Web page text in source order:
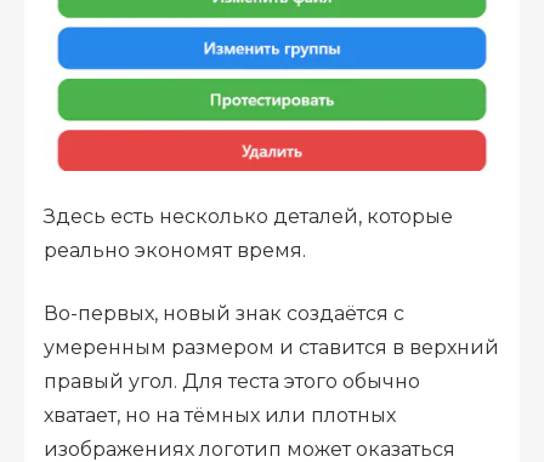
Здесь есть несколько деталей, которые
реально экономят время.
Во-первых, новый знак создаётся с
умеренным размером и ставится в верхний
правый угол. Для теста этого обычно
хватает, но на тёмных или плотных
изображениях логотип может оказаться